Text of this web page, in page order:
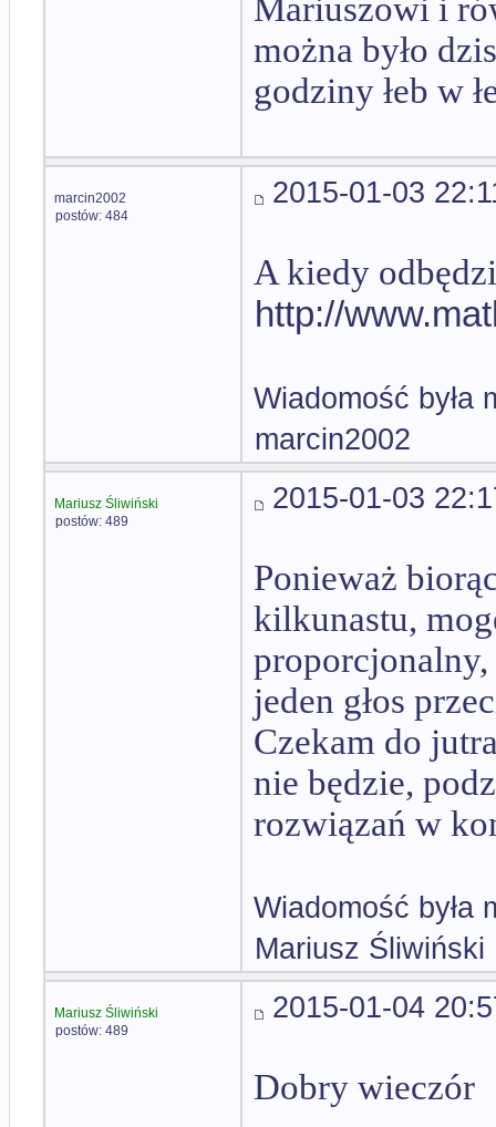
Mariuszowi i
można było
godziny łeb w
marcin2002
postów: 484
2015-01-03
A kiedy
http://
Wiadomość była
marcin2002
Mariusz Śliwiński
postów: 489
2015-01-03
Ponieważ
kilkunastu,
jeden głos
Czekam do
nie będzie,
rozwiązań w
Wiadomość była
Mariusz Śliwiński
Mariusz Śliwiński
postów: 489
2015-01-04
Dobry wieczór